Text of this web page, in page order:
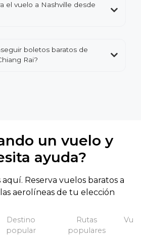
el vuelo a Nashville desde
boletos baratos de
Rai?
un vuelo y
ayuda?
aquí. Reserva vuelos baratos a
aerolíneas de tu elección
Destino
popular
Rutas
populares